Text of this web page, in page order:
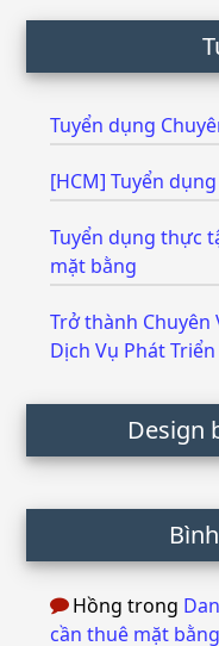
Tuyển dụng
[HCM] Tuyển dụng
Tuyển dụng thực
mặt bằng
Trở thành Chuyên
Dịch Vụ Phát
Design
Hồng trong
cần thuê mặt bằng